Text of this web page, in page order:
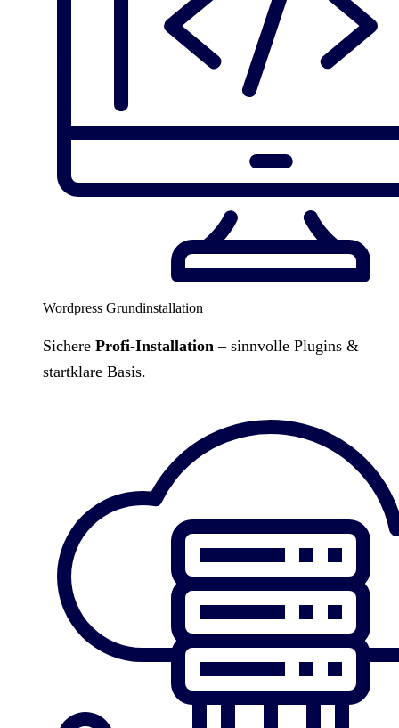
Wordpress Grundinstallation
Sichere Profi-Installation – sinnvolle Plugins &
startklare Basis.